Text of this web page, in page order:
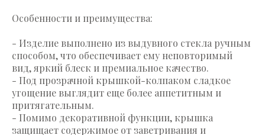
Особенности и преимущества:
- Изделие выполнено из выдувного стекла ручным
способом, что обеспечивает ему неповторимый
вид, яркий блеск и премиальное качество.
- Под прозрачной крышкой-колпаком сладкое
угощение выглядит еще более аппетитным и
притягательным.
- Помимо декоративной функции, крышка
защищает содержимое от заветривания и